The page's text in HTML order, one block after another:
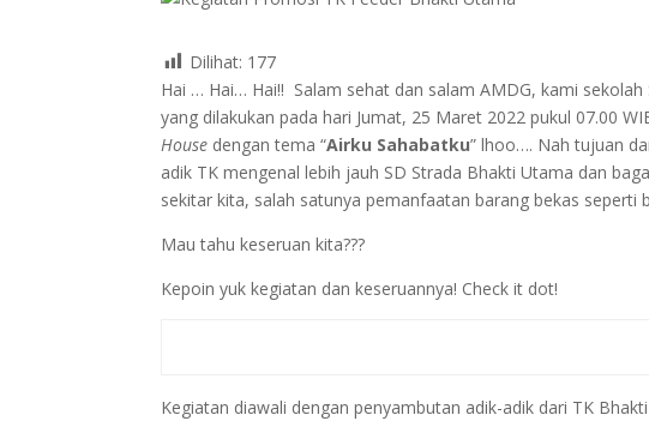
Dilihat: 177
Hai … Hai… Hai!! Salam sehat dan salam AMDG, kami
yang dilakukan pada hari Jumat, 25 Maret 2022 pukul 07.00
House dengan tema “Airku Sahabatku” lhoo…. Nah tujuan
adik TK mengenal lebih jauh SD Strada Bhakti Utama dan
sekitar kita, salah satunya pemanfaatan barang bekas seperti
Mau tahu keseruan kita???
Kepoin yuk kegiatan dan keseruannya! Check it dot!
Kegiatan diawali dengan penyambutan adik-adik dari TK